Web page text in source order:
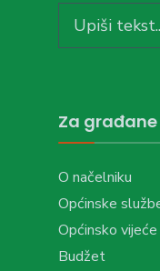
for:
Za građane
O načelniku
Općinske
Općinsko vijeće
Budžet